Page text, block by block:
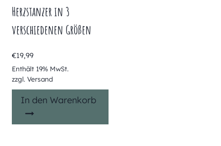
Herzstanzer in 3
verschiedenen Größen
€19,99
Enthält 19% MwSt.
zzgl. Versand
In den Warenkorb